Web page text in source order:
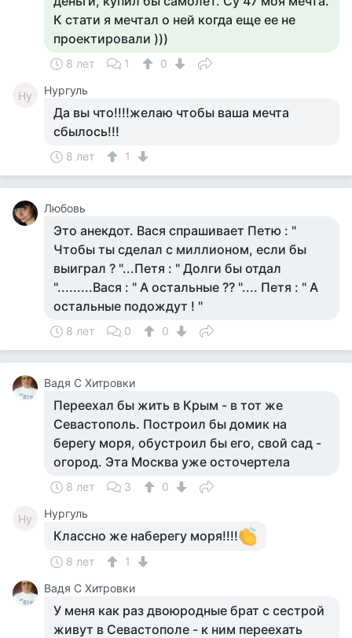
К стати я мечтал о ней когда еще ее не
проектировали )))
8 лет 1 0
Ну Нургуль
Да вы что!!!!желаю чтобы ваша мечта
сбылось!!!
8 лет 1
Любовь
Это анекдот. Вася спрашивает Петю : "
Чтобы ты сделал с миллионом, если бы
выиграл ? "...Петя : " Долги бы отдал
".........Вася : " А остальные ?? ".... Петя : " А
остальные подождут ! "
8 лет 0 0
Вадя С Хитровки
Переехал бы жить в Крым - в тот же
Севастополь. Построил бы домик на
берегу моря, обустроил бы его, свой сад -
огород. Эта Москва уже осточертела
8 лет 3 0
Ну Нургуль
Классно же наберегу моря!!!!
8 лет
1
Вадя С Хитровки
У меня как раз двоюродные брат с сестрой
живут в Севастополе - к ним переехать